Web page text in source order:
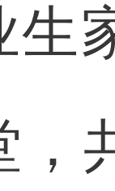
生
，